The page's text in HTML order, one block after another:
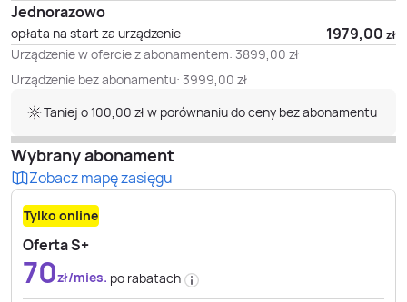
Jednorazowo
opłata na start za urządzenie 1979,00 zł
Urządzenie w ofercie z abonamentem: 3899,00 zł
Urządzenie bez abonamentu: 3999,00 zł
Taniej o 100,00 zł w porównaniu do ceny bez abonamentu
Wybrany abonament
Zobacz mapę zasięgu
Tylko online
Oferta S+
70zł/mies. po rabatach